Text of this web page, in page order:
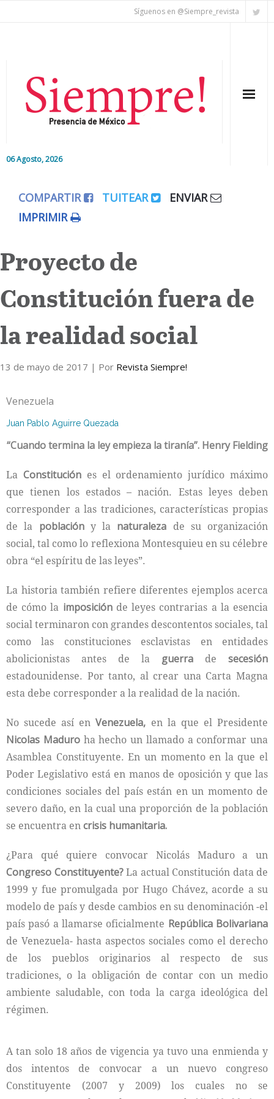
Síguenos en @Siempre_revista
06 Agosto, 2026
Editorial
Colaboradores
Internacional
Cultura
COMPARTIR TUITEAR
ENVIAR
IMPRIMIR
Proyecto de
Constitución fuera de
la realidad social
13 de mayo de 2017 | Por Revista Siempre!
Venezuela
Juan Pablo Aguirre Quezada
“Cuando termina la ley empieza la tiranía”. Henry Fielding
La Constituciónes el ordenamiento jurídico máximo
que tienen los estados – nación. Estas leyes deben
corresponder a las tradiciones, características propias
de la poblacióny la naturaleza de su organización
social, tal como lo reflexiona Montesquieu en su célebre
obra “el espíritu de las leyes”.
La historia también refiere diferentes ejemplos acerca
de cómo la imposiciónde leyes contrarias a la esencia
social terminaron con grandes descontentos sociales, tal
como las constituciones esclavistas en entidades
abolicionistas antes de la guerra de secesión
estadounidense. Por tanto, al crear una Carta Magna
esta debe corresponder a la realidad de la nación.
No sucede así enVenezuela, en la que el Presidente
Nicolas Maduroha hecho un llamado a conformar una
Asamblea Constituyente. En un momento en la que el
Poder Legislativo está en manos de oposición y que las
condiciones sociales del país están en un momento de
severo daño, en la cual una proporción de la población
se encuentra encrisis humanitaria.
¿Para qué quiere convocar Nicolás Maduro a un
Congreso Constituyente?La actual Constitución data de
1999 y fue promulgada por Hugo Chávez, acorde a su
modelo de país y desde cambios en su denominación -el
país pasó a llamarse oficialmente República Bolivariana
de Venezuela- hasta aspectos sociales como el derecho
de los pueblos originarios al respecto de sus
tradiciones, o la obligación de contar con un medio
ambiente saludable, con toda la carga ideológica del
régimen.
A tan solo 18 años de vigencia ya tuvo una enmienda y
dos intentos de convocar a un nuevo congreso
Constituyente (2007 y 2009) los cuales no se